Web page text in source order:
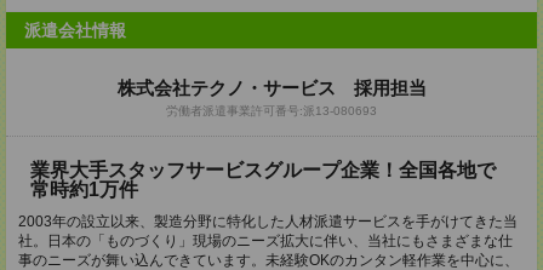
派遣会社情報
株式会社テクノ・サービス 採用担当
労働者派遣事業許可番号:派13-080693
業界大手スタッフサービスグループ企業！全国各地で
常時約1万件
2003年の設立以来、製造分野に特化した人材派遣サービスを手がけてきた当
社。日本の「ものづくり」現場のニーズ拡大に伴い、当社にもさまざまな仕
事のニーズが舞い込んできています。未経験OKのカンタン軽作業を中心に、